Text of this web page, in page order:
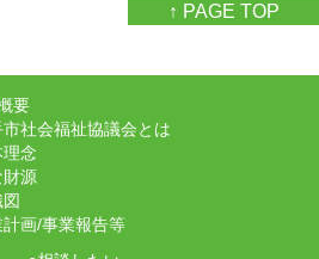
↑ PAGE TOP
要
市社会福祉協議会とは
理念
財源
図
計画/事業報告等